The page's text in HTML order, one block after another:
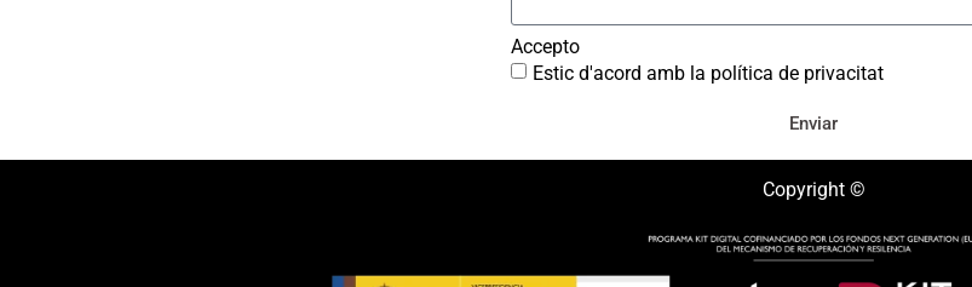
Accepto
Estic d'acord amb la política de privacitat
Enviar
Copyright ©